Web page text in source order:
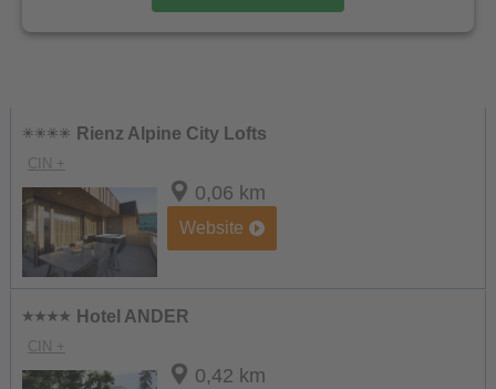
Rienz Alpine City Lofts
CIN +
0,06 km
Website
Hotel ANDER
CIN +
0,42 km